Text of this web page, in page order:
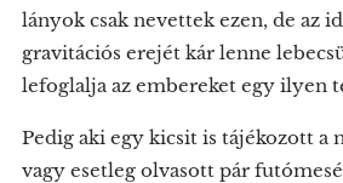
lányok csak nevettek ezen, de az
gravitációs erejét kár lenne
lefoglalja az embereket egy ilyen
Pedig aki egy kicsit is tájékozott a
vagy esetleg olvasott pár